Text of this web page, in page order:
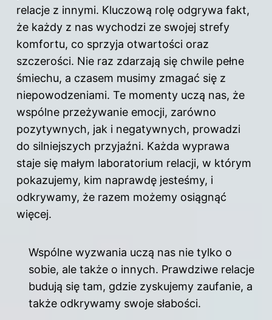
relacje z innymi. Kluczową rolę odgrywa fakt,
że każdy z nas wychodzi ze swojej strefy
komfortu, co sprzyja otwartości oraz
szczerości. Nie raz zdarzają się chwile pełne
śmiechu, a czasem musimy zmagać się z
niepowodzeniami. Te momenty uczą nas, że
wspólne przeżywanie emocji, zarówno
pozytywnych, jak i negatywnych, prowadzi
do silniejszych przyjaźni. Każda wyprawa
staje się małym laboratorium relacji, w którym
pokazujemy, kim naprawdę jesteśmy, i
odkrywamy, że razem możemy osiągnąć
więcej.
Wspólne wyzwania uczą nas nie tylko o
sobie, ale także o innych. Prawdziwe relacje
budują się tam, gdzie zyskujemy zaufanie, a
także odkrywamy swoje słabości.